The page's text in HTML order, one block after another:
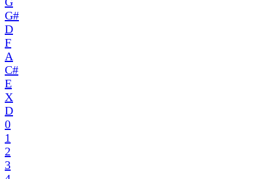
G#
D
F
A
C#
E
X
D
0
1
2
3